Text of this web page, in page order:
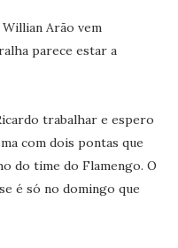
Arão vem
parece estar a
trabalhar e espero
com dois pontas que
do time do Flamengo. O
é só no domingo que